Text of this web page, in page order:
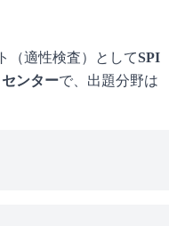
（適性検査）としてSPI
ンターで、 出題分野は